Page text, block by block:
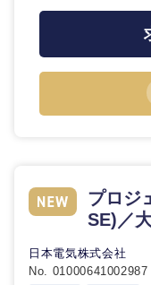
プロジ
SE)／
日本電気株式会社
No. 01000641002987